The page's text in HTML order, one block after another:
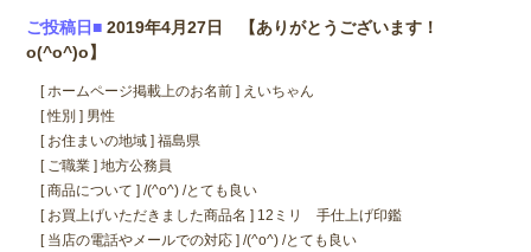
ご投稿日■ 2019年4月27日 【ありがとうございます！
o(^o^)o】
[ ホームページ掲載上のお名前 ] えいちゃん
[ 性別 ] 男性
[ お住まいの地域 ] 福島県
[ ご職業 ] 地方公務員
[ 商品について ] /(^o^) /とても良い
[ お買上げいただきました商品名 ] 12ミリ 手仕上げ印鑑
[ 当店の電話やメールでの対応 ] /(^o^) /とても良い